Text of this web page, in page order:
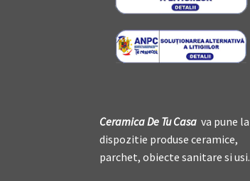
Ceramica De Tu Casa va pune la
dispozitie produse ceramice,
parchet, obiecte sanitare si usi.